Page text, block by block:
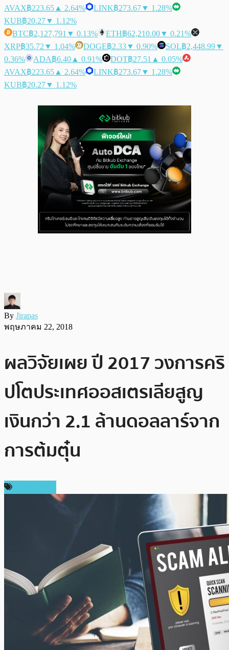
AVAX฿223.65 ▲ 2.64% LINK฿273.67▼ 1.28%
KUB฿20.27▼ 1.12%
BTC฿2,127,791 ▼ 0.13% ETH฿62,210.00▼ 0.21%
XRP฿35.72 ▼ 1.04% DOGE฿2.33▼ 0.90% SOL฿2,448.99▼
0.36%
ADA฿6.40 ▲ 0.91% DOT฿27.51 ▲ 0.05%
AVAX฿223.65 ▲ 2.64% LINK฿273.67▼ 1.28%
KUB฿20.27▼ 1.12%
By Jirapas
พฤษภาคม 22, 2018
ผลวิจัยเผย ปี 2017 วงการคริ
ปโตประเทศออสเตรเลียสูญ
เงินกว่า 2.1 ล้านดอลลาร์จาก
การต้มตุ๋น